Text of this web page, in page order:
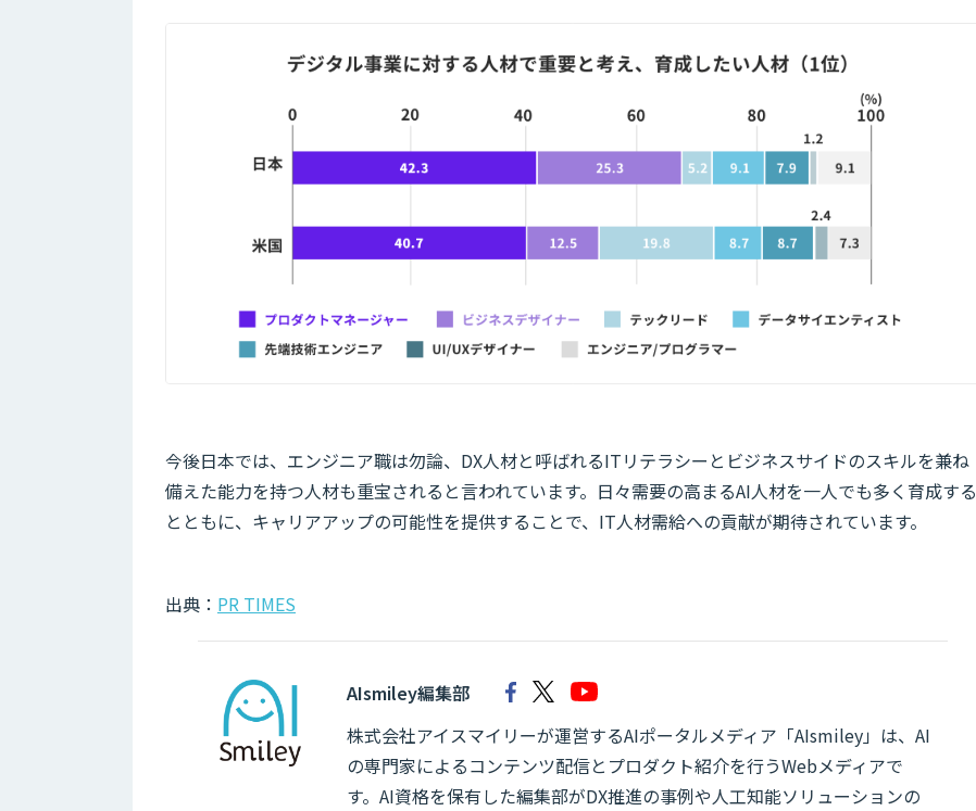
今後日本では、エンジニア職は勿論、DX人材と呼ばれるITリテラシーとビジネスサイドのスキルを兼ね
備えた能力を持つ人材も重宝されると言われています。日々需要の高まるAI人材を一人でも多く育成する
とともに、キャリアアップの可能性を提供することで、IT人材需給への貢献が期待されています。
出典： PR TIMES
AIsmiley編集部
株式会社アイスマイリーが運営するAIポータルメディア「AIsmiley」は、AI
の専門家によるコンテンツ配信とプロダクト紹介を行うWebメディアで
す。AI資格を保有した編集部がDX推進の事例や人工知能ソリューションの